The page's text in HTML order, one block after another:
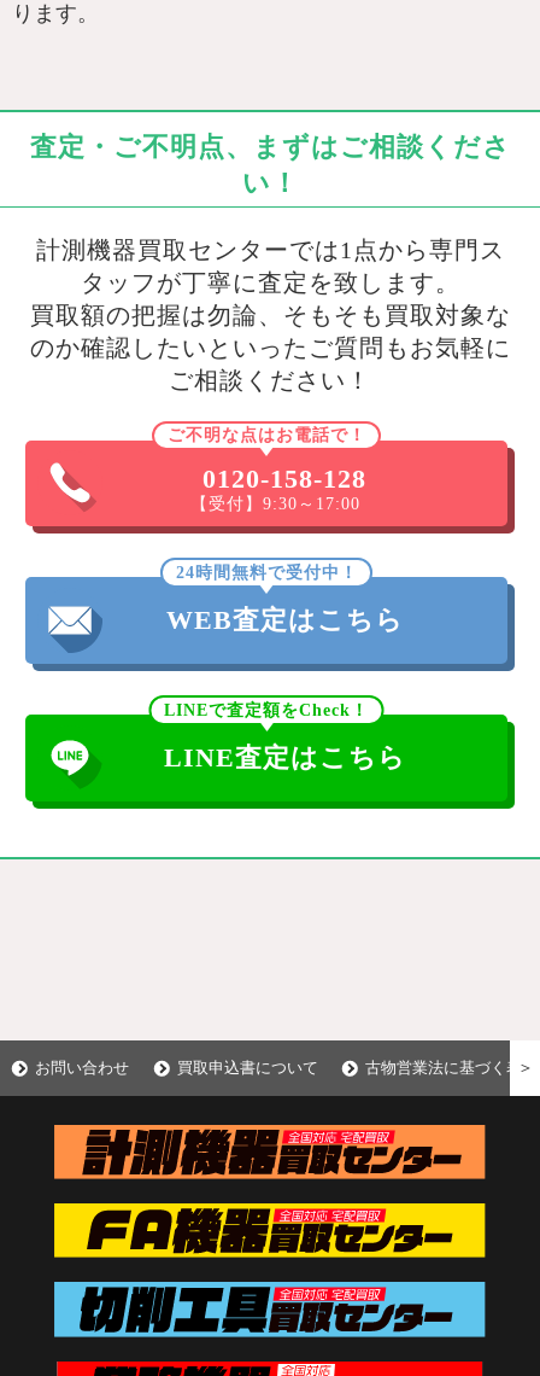
ります。
査定・ご不明点、まずはご相談くださ
い！
計測機器買取センターでは1点から専門ス
タッフが丁寧に査定を致します。
買取額の把握は勿論、そもそも買取対象な
のか確認したいといったご質問もお気軽に
ご相談ください！
ご不明な点はお電話で！
0120-158-128
【受付】9:30～17:00
24時間無料で受付中！
WEB査定はこちら
LINEで査定額をCheck！
LINE査定はこちら
お問い合わせ 買取申込書について 古物営業法に基づく表示
＞